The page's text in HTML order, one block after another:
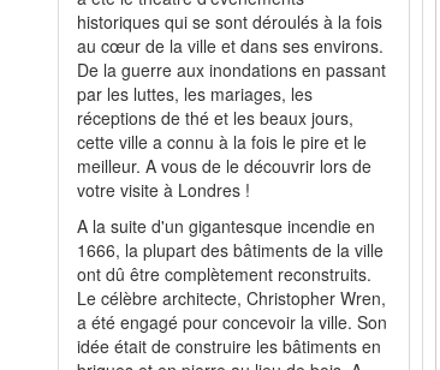
historiques qui se sont déroulés à la fois
au cœur de la ville et dans ses environs.
De la guerre aux inondations en passant
par les luttes, les mariages, les
réceptions de thé et les beaux jours,
cette ville a connu à la fois le pire et le
meilleur. A vous de le découvrir lors de
votre visite à Londres !
A la suite d'un gigantesque incendie en
1666, la plupart des bâtiments de la ville
ont dû être complètement reconstruits.
Le célèbre architecte, Christopher Wren,
a été engagé pour concevoir la ville. Son
idée était de construire les bâtiments en